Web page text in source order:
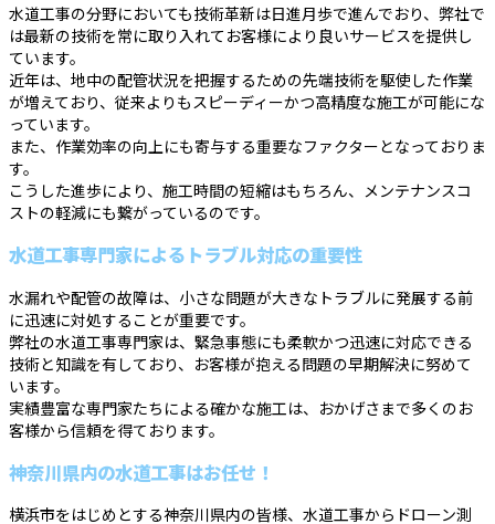
水道工事の分野においても技術革新は日進月歩で進んでおり、弊社で
は最新の技術を常に取り入れてお客様により良いサービスを提供し
ています。
近年は、地中の配管状況を把握するための先端技術を駆使した作業
が増えており、従来よりもスピーディーかつ高精度な施工が可能にな
っています。
また、作業効率の向上にも寄与する重要なファクターとなっておりま
す。
こうした進歩により、施工時間の短縮はもちろん、メンテナンスコ
ストの軽減にも繋がっているのです。
水道工事専門家によるトラブル対応の重要性
水漏れや配管の故障は、小さな問題が大きなトラブルに発展する前
に迅速に対処することが重要です。
弊社の水道工事専門家は、緊急事態にも柔軟かつ迅速に対応できる
技術と知識を有しており、お客様が抱える問題の早期解決に努めて
います。
実績豊富な専門家たちによる確かな施工は、おかげさまで多くのお
客様から信頼を得ております。
神奈川県内の水道工事はお任せ！
横浜市をはじめとする神奈川県内の皆様、水道工事からドローン測